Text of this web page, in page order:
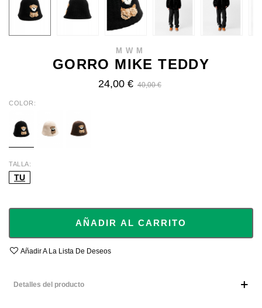
MWM
GORRO MIKE TEDDY
24,00 € 40,00 €
COLOR
TALLA
TU
AÑADIR AL CARRITO
Añadir A La Lista De Deseos
Detalles del producto